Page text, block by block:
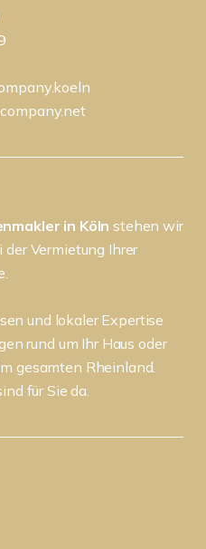
in Kölnstehen wir
Vermietung Ihrer
und lokaler Expertise
rund um Ihr Haus oder
gesamten Rheinland.
für Sie da.